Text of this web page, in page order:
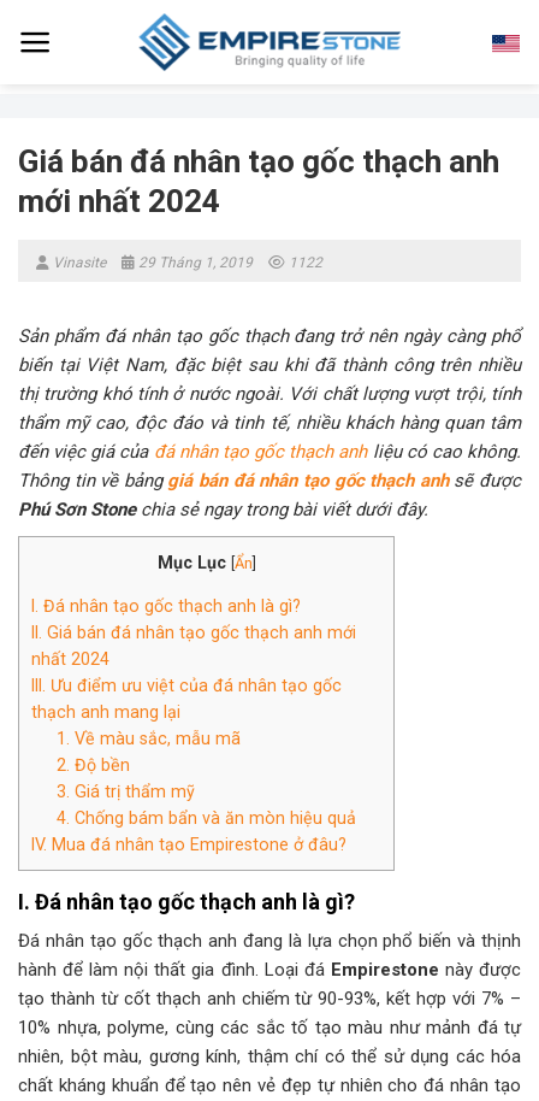
Giá bán đá nhân tạo gốc thạch anh
mới nhất 2024
Vinasite 29 Tháng 1, 2019 1122
Sản phẩm đá nhân tạo gốc thạch đang trở nên ngày càng phổ
biến tại Việt Nam, đặc biệt sau khi đã thành công trên nhiều
thị trường khó tính ở nước ngoài. Với chất lượng vượt trội, tính
thẩm mỹ cao, độc đáo và tinh tế, nhiều khách hàng quan tâm
đến việc giá của đá nhân tạo gốc thạch anhliệu có cao không.
Thông tin về bảnggiá bán đá nhân tạo gốc thạch anhsẽ được
Phú Sơn Stonechia sẻ ngay trong bài viết dưới đây.
Mục Lục [Ẩn]
I. Đá nhân tạo gốc thạch anh là gì?
II. Giá bán đá nhân tạo gốc thạch anh mới
nhất 2024
III. Ưu điểm ưu việt của đá nhân tạo gốc
thạch anh mang lại
1. Về màu sắc, mẫu mã
2. Độ bền
3. Giá trị thẩm mỹ
4. Chống bám bẩn và ăn mòn hiệu quả
IV. Mua đá nhân tạo Empirestone ở đâu?
I. Đá nhân tạo gốc thạch anh là gì?
Đá nhân tạo gốc thạch anh đang là lựa chọn phổ biến và thịnh
hành để làm nội thất gia đình. Loại đá Empirestone này được
tạo thành từ cốt thạch anh chiếm từ 90-93%, kết hợp với 7% –
10% nhựa, polyme, cùng các sắc tố tạo màu như mảnh đá tự
nhiên, bột màu, gương kính, thậm chí có thể sử dụng các hóa
chất kháng khuẩn để tạo nên vẻ đẹp tự nhiên cho đá nhân tạo